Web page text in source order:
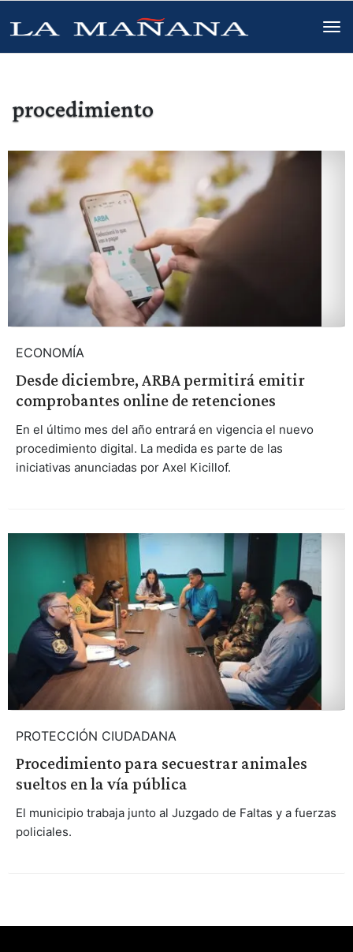
procedimiento
ECONOMÍA
Desde diciembre, ARBA permitirá emitir
comprobantes online de retenciones
En el último mes del año entrará en vigencia el nuevo
procedimiento digital. La medida es parte de las
iniciativas anunciadas por Axel Kicillof.
PROTECCIÓN CIUDADANA
Procedimiento para secuestrar animales
sueltos en la vía pública
El municipio trabaja junto al Juzgado de Faltas y a fuerzas
policiales.